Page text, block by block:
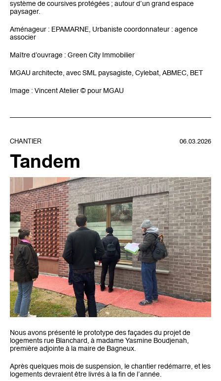
système de coursives protégées ; autour d’un grand espace
paysager.
Aménageur : EPAMARNE, Urbaniste coordonnateur : agence
associer
Maître d’ouvrage : Green City Immobilier
MGAU architecte, avec SML paysagiste, Cylebat, ABMEC, BET
Image : Vincent Atelier © pour MGAU
CHANTIER 06.03.2026
Tandem
Nous avons présenté le prototype des façades du projet de
logements rue Blanchard, à madame Yasmine Boudjenah,
première adjointe à la maire de Bagneux.
Après quelques mois de suspension, le chantier redémarre, et les
logements devraient être livrés à la fin de l’année.